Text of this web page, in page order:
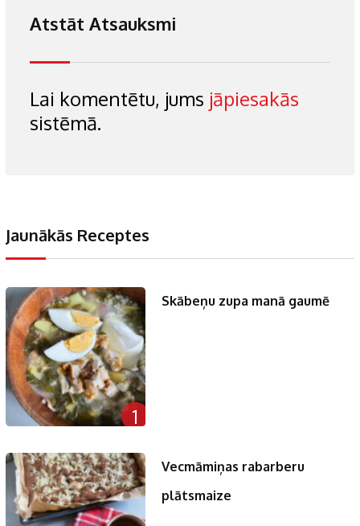
Atstāt Atsauksmi
Lai komentētu, jums jāpiesakās
sistēmā.
Jaunākās Receptes
1
Skābeņu zupa manā gaumē
Vecmāmiņas rabarberu
plātsmaize